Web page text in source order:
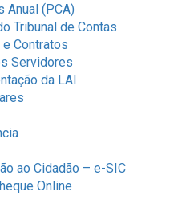
Anual (PCA)
Tribunal de Contas
Contratos
Servidores
da LAI
ao Cidadão – e-SIC
Online